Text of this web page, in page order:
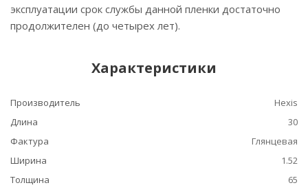
эксплуатации срок службы данной пленки достаточно
продолжителен (до четырех лет).
Характеристики
Производитель
Hexis
Длина
30
Фактура
Глянцевая
Ширина
1.52
Толщина
65